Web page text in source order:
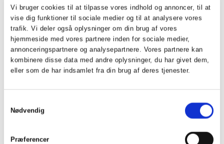
Vi bruger cookies til at tilpasse vores indhold og annoncer, til at
vise dig funktioner til sociale medier og til at analysere vores
trafik. Vi deler også oplysninger om din brug af vores
hjemmeside med vores partnere inden for sociale medier,
annonceringspartnere og analysepartnere. Vores partnere kan
kombinere disse data med andre oplysninger, du har givet dem,
eller som de har indsamlet fra din brug af deres tjenester.
Nødvendig
Præferencer
Vinderne